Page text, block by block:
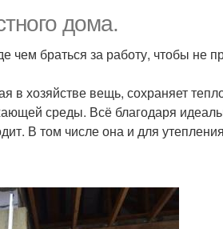
дома.
чем браться за работу, чтобы не
в хозяйстве вещь, сохраняет
среды. Всё благодаря
В том числе она и для